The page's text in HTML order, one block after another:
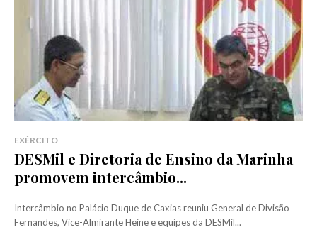
EXÉRCITO
DESMil e Diretoria de Ensino da Marinha
promovem intercâmbio...
Intercâmbio no Palácio Duque de Caxias reuniu General de Divisão
Fernandes, Vice-Almirante Heine e equipes da DESMil...